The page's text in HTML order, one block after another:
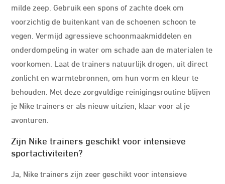
milde zeep. Gebruik een spons of zachte doek om
voorzichtig de buitenkant van de schoenen schoon te
vegen. Vermijd agressieve schoonmaakmiddelen en
onderdompeling in water om schade aan de materialen te
voorkomen. Laat de trainers natuurlijk drogen, uit direct
zonlicht en warmtebronnen, om hun vorm en kleur te
behouden. Met deze zorgvuldige reinigingsroutine blijven
je Nike trainers er als nieuw uitzien, klaar voor al je
avonturen.
Zijn Nike trainers geschikt voor intensieve
sportactiviteiten?
Ja, Nike trainers zijn zeer geschikt voor intensieve